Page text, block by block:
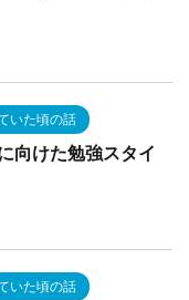
いた頃の話
向けた勉強スタイ
いた頃の話